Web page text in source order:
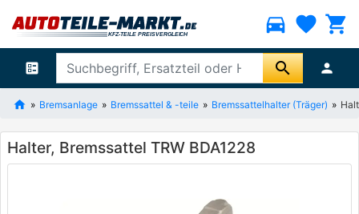
directions_car favorite shopping_cart
ballot search person
Bremsanlage Bremssattel & -teile Bremssattelhalter (Träger)
Halter, Bremssattel TRW BDA1228